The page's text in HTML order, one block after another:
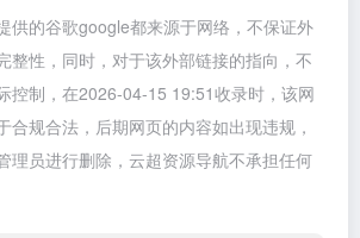
供的谷歌google都来源于网络，不保证外
整性，同时，对于该外部链接的指向，不
控制，在2026-04-15 19:51收录时，该网
合规合法，后期网页的内容如出现违规，
理员进行删除，云超资源导航不承担任何